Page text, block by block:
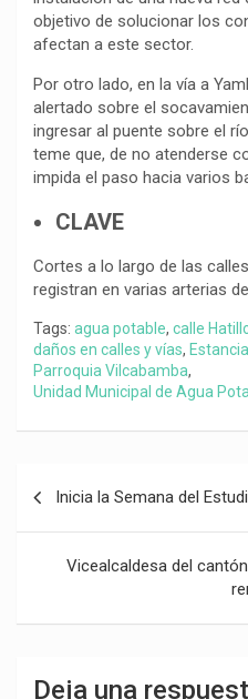
objetivo de solucionar los
afectan a este sector.
Por otro lado, en la vía a
alertado sobre el
ingresar al puente sobre el
teme que, de no atenderse
impida el paso hacia varios
CLAVE
Cortes a lo largo de las
registran en varias arterias
Tags: agua potable, calle
daños en calles y vías,
Parroquia Vilcabamba,
Unidad Municipal de Agua
entradas
Inicia la Semana del
Vicealcaldesa del
Deja una